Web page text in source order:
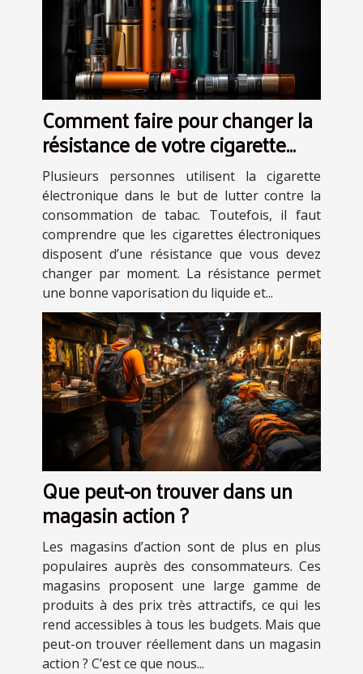
Comment faire pour changer la
résistance de votre cigarette
électronique ?
Plusieurs personnes utilisent la cigarette
électronique dans le but de lutter contre la
consommation de tabac. Toutefois, il faut
comprendre que les cigarettes électroniques
disposent d’une résistance que vous devez
changer par moment. La résistance permet
une bonne vaporisation du liquide et...
Que peut-on trouver dans un
magasin action ?
Les magasins d’action sont de plus en plus
populaires auprès des consommateurs. Ces
magasins proposent une large gamme de
produits à des prix très attractifs, ce qui les
rend accessibles à tous les budgets. Mais que
peut-on trouver réellement dans un magasin
action ? C’est ce que nous...